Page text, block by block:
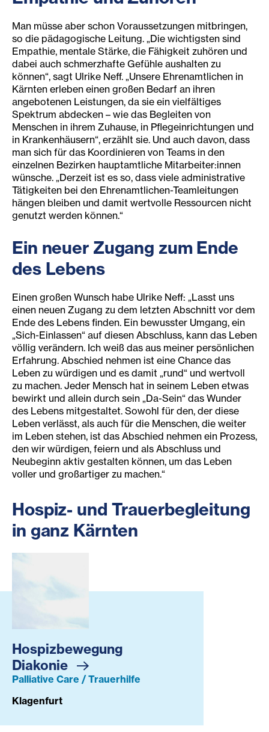
Man müsse aber schon Voraussetzungen mitbringen,
so die pädagogische Leitung. „Die wichtigsten sind
Empathie, mentale Stärke, die Fähigkeit zuhören und
dabei auch schmerzhafte Gefühle aushalten zu
können“, sagt Ulrike Neff. „Unsere Ehrenamtlichen in
Kärnten erleben einen großen Bedarf an ihren
angebotenen Leistungen, da sie ein vielfältiges
Spektrum abdecken – wie das Begleiten von
Menschen in ihrem Zuhause, in Pflegeinrichtungen und
in Krankenhäusern“, erzählt sie. Und auch davon, dass
man sich für das Koordinieren von Teams in den
einzelnen Bezirken hauptamtliche Mitarbeiter:innen
wünsche. „Derzeit ist es so, dass viele administrative
Tätigkeiten bei den Ehrenamtlichen-Teamleitungen
hängen bleiben und damit wertvolle Ressourcen nicht
genutzt werden können.“
Ein neuer Zugang zum Ende
des Lebens
Einen großen Wunsch habe Ulrike Neff: „Lasst uns
einen neuen Zugang zu dem letzten Abschnitt vor dem
Ende des Lebens finden. Ein bewusster Umgang, ein
„Sich-Einlassen“ auf diesen Abschluss, kann das Leben
völlig verändern. Ich weiß das aus meiner persönlichen
Erfahrung. Abschied nehmen ist eine Chance das
Leben zu würdigen und es damit „rund“ und wertvoll
zu machen. Jeder Mensch hat in seinem Leben etwas
bewirkt und allein durch sein „Da-Sein“ das Wunder
des Lebens mitgestaltet. Sowohl für den, der diese
Leben verlässt, als auch für die Menschen, die weiter
im Leben stehen, ist das Abschied nehmen ein Prozess,
den wir würdigen, feiern und als Abschluss und
Neubeginn aktiv gestalten können, um das Leben
voller und großartiger zu machen.“
Hospiz- und Trauerbegleitung
in ganz Kärnten
Hospizbewegung
Diakonie
Palliative Care / Trauerhilfe
Klagenfurt